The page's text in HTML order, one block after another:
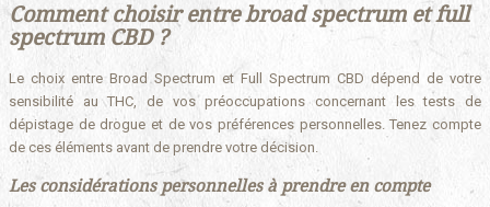
Comment choisir entre broad spectrum et full
spectrum CBD ?
Le choix entre Broad Spectrum et Full Spectrum CBD dépend de votre
sensibilité au THC, de vos préoccupations concernant les tests de
dépistage de drogue et de vos préférences personnelles. Tenez compte
de ces éléments avant de prendre votre décision.
Les considérations personnelles à prendre en compte